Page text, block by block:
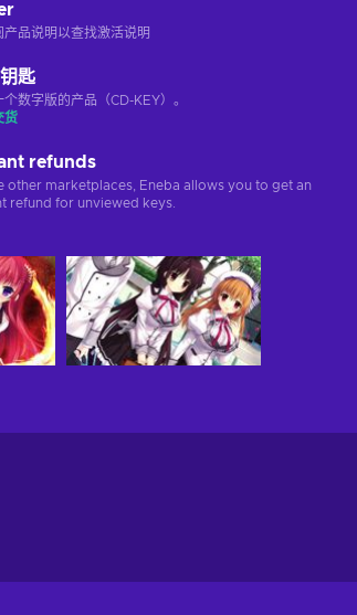
产品说明以查找激活说明
匙
个数字版的产品（CD-KEY）。
货
refunds
other marketplaces, Eneba allows you to get an
refund for unviewed keys.